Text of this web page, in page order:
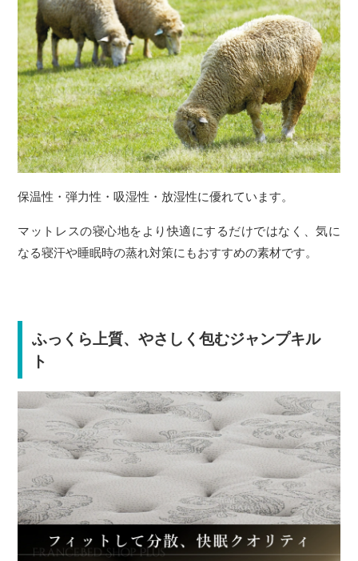
保温性・弾力性・吸湿性・放湿性に優れています。
マットレスの寝心地をより快適にするだけではなく、気に
なる寝汗や睡眠時の蒸れ対策にもおすすめの素材です。
ふっくら上質、やさしく包むジャンプキル
ト